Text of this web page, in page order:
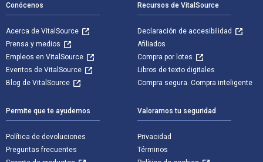
Conócenos
Acerca de VitalSource
Prensa y medios
Empleos en VitalSource
Eventos de VitalSource
Blog de VitalSource
Recursos de VitalSource
Declaración de accesibilidad
Afiliados
Compra por lotes
Libros de texto digitales
Compra segura. Compra inteligente
Permite que te ayudemos
Política de devoluciones
Preguntas frecuentes
Valoramos tu seguridad
Privacidad
Términos